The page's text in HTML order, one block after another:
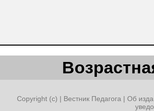
Copyright (c) | Вестник Педагога | Об